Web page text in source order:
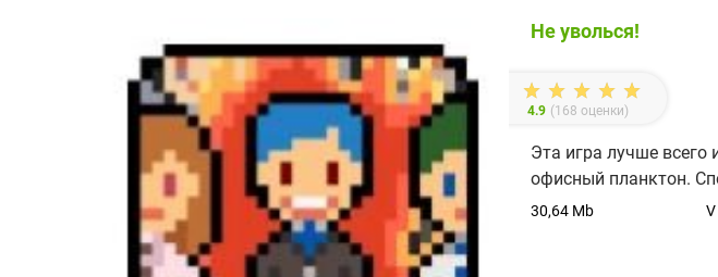
Не уволься!
4.9 (168 оценки)
Эта игра лучше всего
офисный планктон.
30,64 Mb